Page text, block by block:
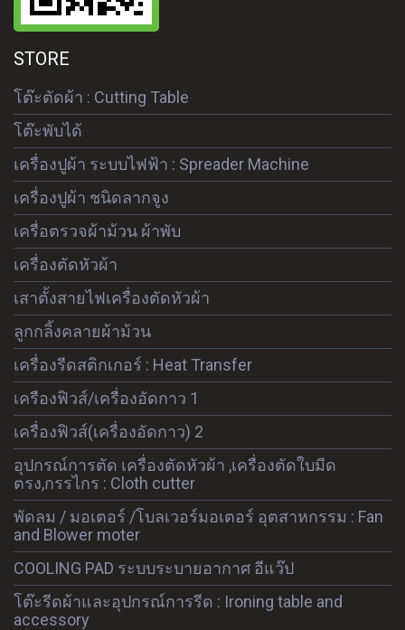
STORE
โต๊ะตัดผ้า : Cutting Table
โต๊ะพับได้
เครื่องปูผ้า ระบบไฟฟ้า : Spreader Machine
เครื่องปูผ้า ชนิดลากจูง
เครื่อตรวจผ้าม้วน ผ้าพับ
เครื่องตัดหัวผ้า
เสาตั้งสายไฟเครื่องตัดหัวผ้า
ลูกกลิ้งคลายผ้าม้วน
เครื่องรีดสติกเกอร์ : Heat Transfer
เครืองฟิวส์/เครื่องอัดกาว 1
เครื่องฟิวส์(เครื่องอัดกาว) 2
อุปกรณ์การตัด เครื่องตัดหัวผ้า ,เครื่องตัดใบมีด
ตรง,กรรไกร : Cloth cutter
พัดลม / มอเตอร์ /โบลเวอร์มอเตอร์ อุตสาหกรรม : Fan
and Blower moter
COOLING PAD ระบบระบายอากาศ อีแว๊ป
โต๊ะรีดผ้าและอุปกรณ์การรีด : Ironing table and
accessory